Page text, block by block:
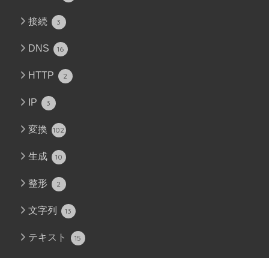
接続 3
DNS 16
HTTP 2
IP 3
変換 102
生成 10
整形 2
文字列 13
テキスト 15